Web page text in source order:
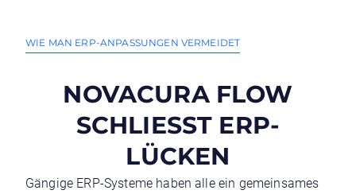
WIE MAN ERP-ANPASSUNGEN VERMEIDET
NOVACURA FLOW
SCHLIESST ERP-
LÜCKEN
Gängige ERP-Systeme haben alle ein gemeinsames